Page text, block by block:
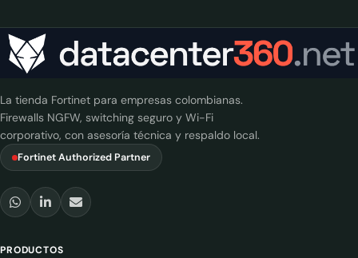
La tienda Fortinet para empresas colombianas.
Firewalls NGFW, switching seguro y Wi-Fi
corporativo, con asesoría técnica y respaldo local.
Fortinet Authorized Partner
PRODUCTOS